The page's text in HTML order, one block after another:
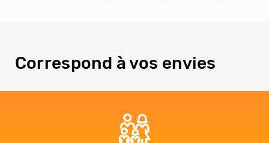
Correspond à vos envies